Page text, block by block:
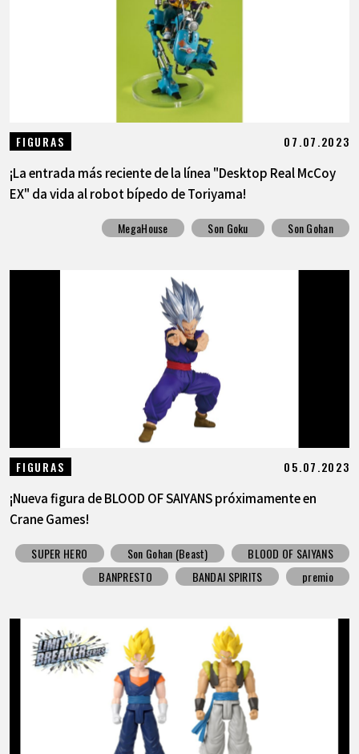
FIGURAS 07.07.2023
¡La entrada más reciente de la línea "Desktop Real McCoy
EX" da vida al robot bípedo de Toriyama!
MegaHouse Son Goku Son Gohan
FIGURAS 05.07.2023
¡Nueva figura de BLOOD OF SAIYANS próximamente en
Crane Games!
SUPER HERO Son Gohan (Beast)
BLOOD OF SAIYANS
BANPRESTO
BANDAI SPIRITS premio